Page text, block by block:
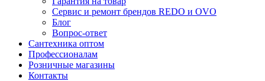
Сервис и ремонт брендов REDO и OVO
Блог
Вопрос-ответ
Сантехника оптом
Профессионалам
Розничные магазины
Контакты